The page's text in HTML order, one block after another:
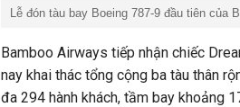
Lễ đón tàu bay Boeing 787-9 đầu tiên của
Bamboo Airways tiếp nhận chiếc
nay khai thác tổng cộng ba tàu thân
đa 294 hành khách, tầm bay khoảng